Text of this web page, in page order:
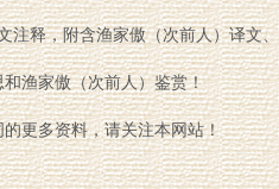
注释，附含渔家傲（次前人）译文、
渔家傲（次前人）鉴赏！
更多资料，请关注本网站！